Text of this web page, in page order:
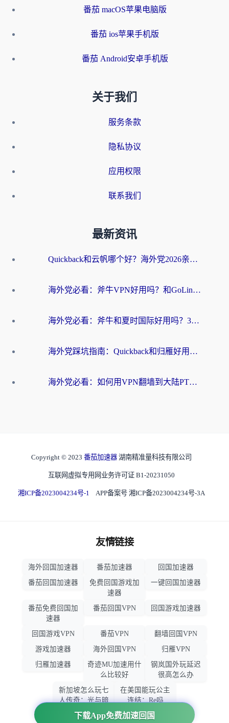
番茄 macOS苹果电脑版
番茄 ios苹果手机版
番茄 Android安卓手机版
关于我们
服务条款
隐私协议
应用权限
联系我们
最新资讯
Quickback和云帆哪个好？海外党2026亲测指南：选对加速器大陆工具，无缝刷国内剧玩国服
海外党必看：斧牛VPN好用吗？和GoLinkVPN对比哪个回国效果更好？
海外党必看：斧牛和夏时国际好用吗？3步选对回国加速器，无缝刷国内资源
海外党踩坑指南：Quickback和归雁好用吗？选对加速器才能无缝刷国内资源
海外党必看：如何用VPN翻墙到大陆PTT？一篇解决你所有回国加速痛点
下载App免费加速回国
Copyright © 2023 番茄加速器 湖南精准量科技有限公司
互联网虚拟专用网业务许可证 B1-20231050
湘ICP备2023004234号-1 APP备案号 湘ICP备2023004234号-3A
友情链接
海外回国加速器 番茄加速器
回国加速器
番茄回国加速器
免费回国游戏加
速器
一键回国加速器
番茄免费回国加
速器
番茄回国VPN 回国游戏加速器
回国游戏VPN 番茄VPN
翻墙回国VPN
游戏加速器
海外回国VPN
归雁VPN
归雁加速器
奇迹MU加速用什
么比较好
钢岚国外玩延迟
很高怎么办
新加坡怎么玩七
人传奇：光与暗
之交战
在美国能玩公主
连结：Re吗